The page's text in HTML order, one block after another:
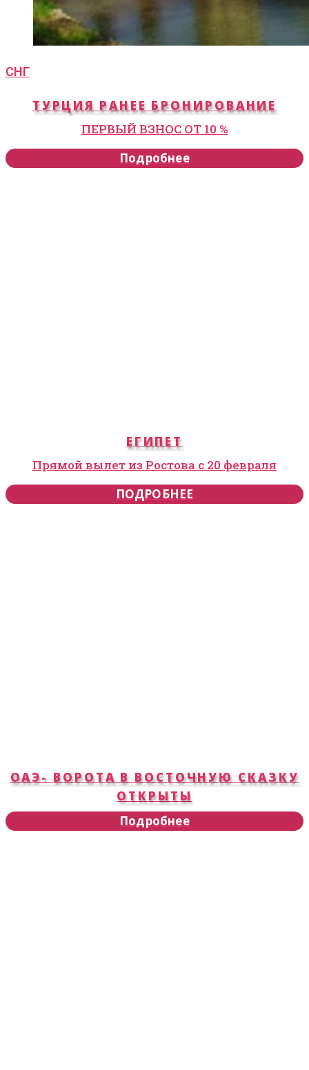
СНГ
ТУРЦИЯ РАНЕЕ БРОНИРОВАНИЕ
ПЕРВЫЙ ВЗНОС ОТ 10 %
Подробнее
ЕГИПЕТ
Прямой вылет из Ростова с 20 февраля
ПОДРОБНЕЕ
ОАЭ- ВОРОТА В ВОСТОЧНУЮ СКАЗКУ
ОТКРЫТЫ
Подробнее